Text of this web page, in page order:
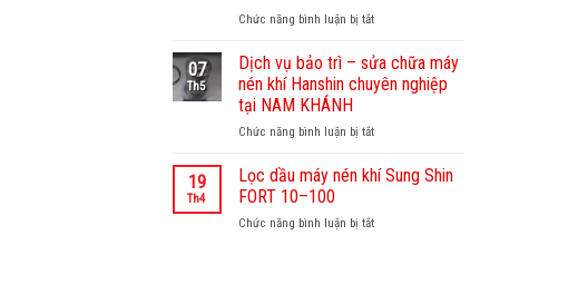
nghiệp,
tín
đúng
để
duy
trì
suất
tiết
phí.
Chức năng bình luận bị tắtở
vụ
bảo
trì
sửa
máy
Yujin
07
Th5
Dịch vụ bảo trì – sửa chữa máy
nén khí Hanshin chuyên nghiệp
tại NAM KHÁNH
Chức năng bình luận bị tắtở
vụ
–
19
Th4
Lọc dầu máy nén khí Sung Shin
FORT 10–100
Chức năng bình luận bị tắtở